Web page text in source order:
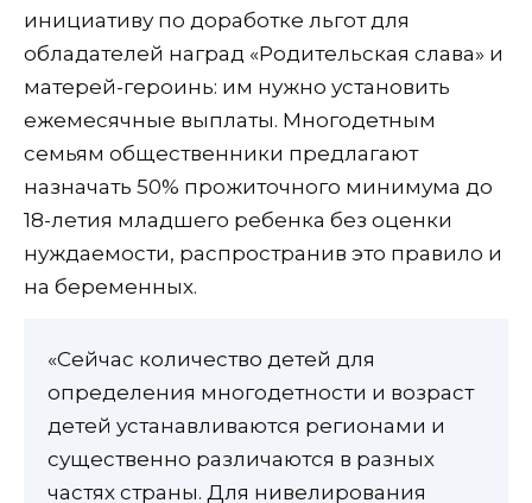
инициативу по доработке льгот для
обладателей наград «Родительская слава» и
матерей-героинь: им нужно установить
ежемесячные выплаты. Многодетным
семьям общественники предлагают
назначать 50% прожиточного минимума до
18-летия младшего ребенка без оценки
нуждаемости, распространив это правило и
на беременных.
«Сейчас количество детей для
определения многодетности и возраст
детей устанавливаются регионами и
существенно различаются в разных
частях страны. Для нивелирования